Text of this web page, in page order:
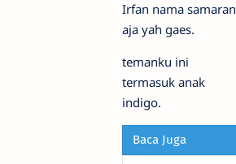
Irfan nama samaran
aja yah gaes.
temanku ini
termasuk anak
indigo.
Baca Juga